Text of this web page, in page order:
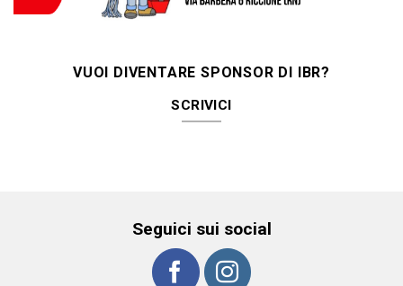
VUOI DIVENTARE SPONSOR DI IBR?
SCRIVICI
Seguici sui social